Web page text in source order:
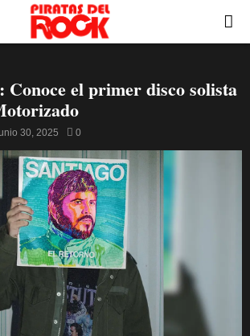
Conoce el primer disco solista
30, 2025 0